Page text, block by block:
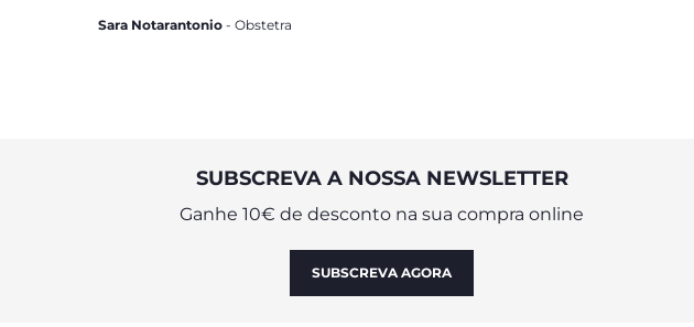
Sara Notarantonio - Obstetra
SUBSCREVA A NOSSA NEWSLETTER
Ganhe 10€ de desconto na sua compra online
SUBSCREVA AGORA